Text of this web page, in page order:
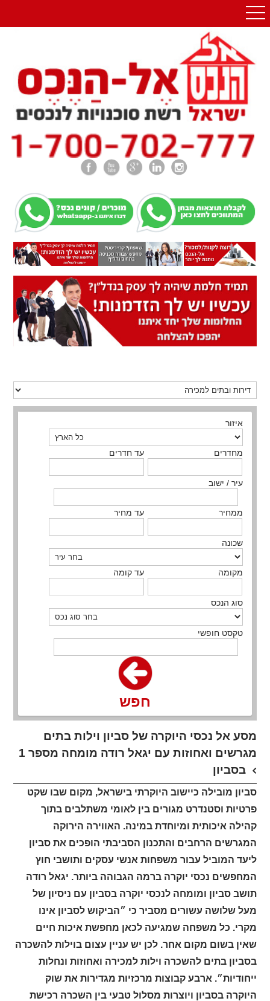
איזור
מחדרים עד חדרים
עיר / ישוב
ממחיר עד מחיר
שכונה
מקומה עד קומה
סוג הנכס
טקסט חופשי
חפש
מסע אל נכסי היוקרה של סביון וילות בתים
מגרשים ואחוזות עם יגאל רודה מומחה מספר 1
בסביון
סביון מובילה כיישוב היוקרתי בישראל, מקום שבו שקט
פרטיות וסטנדרט מגורים בין לאומי משתלבים בתוך
קהילה איכותית ומיוחדת במינה. האווירה הירוקה
המגרשים הרחבים והתכנון הסביבתי הופכים את סביון
ליעד המוביל עבור משפחות אנשי עסקים ותושבי חוץ
המחפשים נכסי יוקרה ברמה הגבוהה ביותר. יגאל רודה
תושב סביון ומומחה לנכסי יוקרה בסביון עם ניסיון של
מעל שלושה עשורים מסביר כי ״הביקוש לסביון אינו
מקרי. כל משפחה שמגיעה לכאן מחפשת איכות חיים
שאין בשום מקום אחר. לכן יש עניין עצום בוילות להשכרה
בסביון בתים להשכרה וילות למכירה ואחוזות ונחלות
ייחודיות״. ארבע קבוצות מרכזיות מגדירות את שוק
היוקרה בסביון ויוצרות מסלול טבעי בין השכרה רכישת